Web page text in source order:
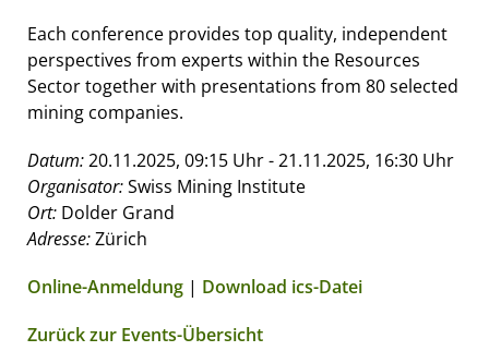
Each conference provides top quality, independent
perspectives from experts within the Resources
Sector together with presentations from 80 selected
mining companies.
Datum:20.11.2025, 09:15 Uhr - 21.11.2025, 16:30 Uhr
Organisator:Swiss Mining Institute
Ort: Dolder Grand
Adresse:Zürich
Online-Anmeldung | Download ics-Datei
Zurück zur Events-Übersicht